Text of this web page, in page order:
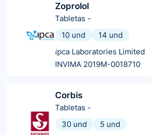
Zoprolol
Tabletas -
10 und
14 und
Ipca Laboratories Limited
INVIMA 2019M-0018710
Corbis
Tabletas -
30 und
5 und